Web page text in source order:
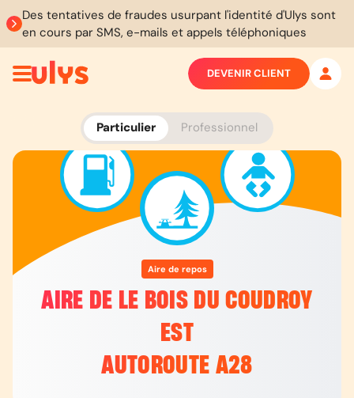
Des tentatives de fraudes usurpant l'identité d'Ulys sont
en cours par SMS, e-mails et appels téléphoniques
Particulier Professionnel
DEVENIR CLIENT
Aire de repos
AIRE DE LE BOIS DU COUDROY
EST
AUTOROUTE A28